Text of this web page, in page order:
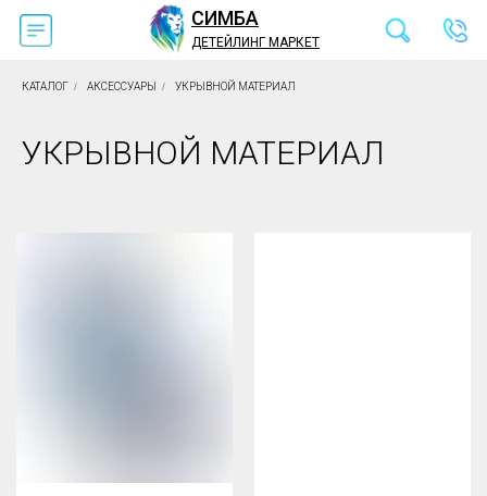
СИМБА
ДЕТЕЙЛИНГ МАРКЕТ
КАТАЛОГ / АКСЕССУАРЫ / УКРЫВНОЙ МАТЕРИАЛ
УКРЫВНОЙ МАТЕРИАЛ